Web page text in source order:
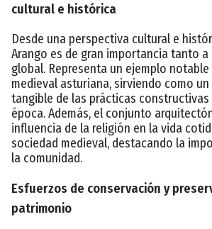
cultural e histórica
Desde una perspectiva cultural e
Arango es de gran importancia tanto
global. Representa un ejemplo
medieval asturiana, sirviendo como
tangible de las prácticas
época. Además, el conjunto
influencia de la religión en la vida
sociedad medieval, destacando la
la comunidad.
Esfuerzos de conservación y
patrimonio